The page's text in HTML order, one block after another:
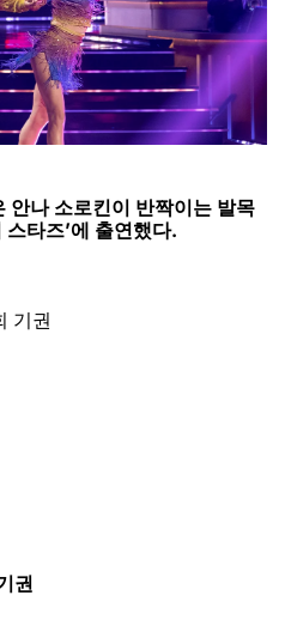
안나 소로킨이 반짝이는 발목
타즈’에 출연했다.
권